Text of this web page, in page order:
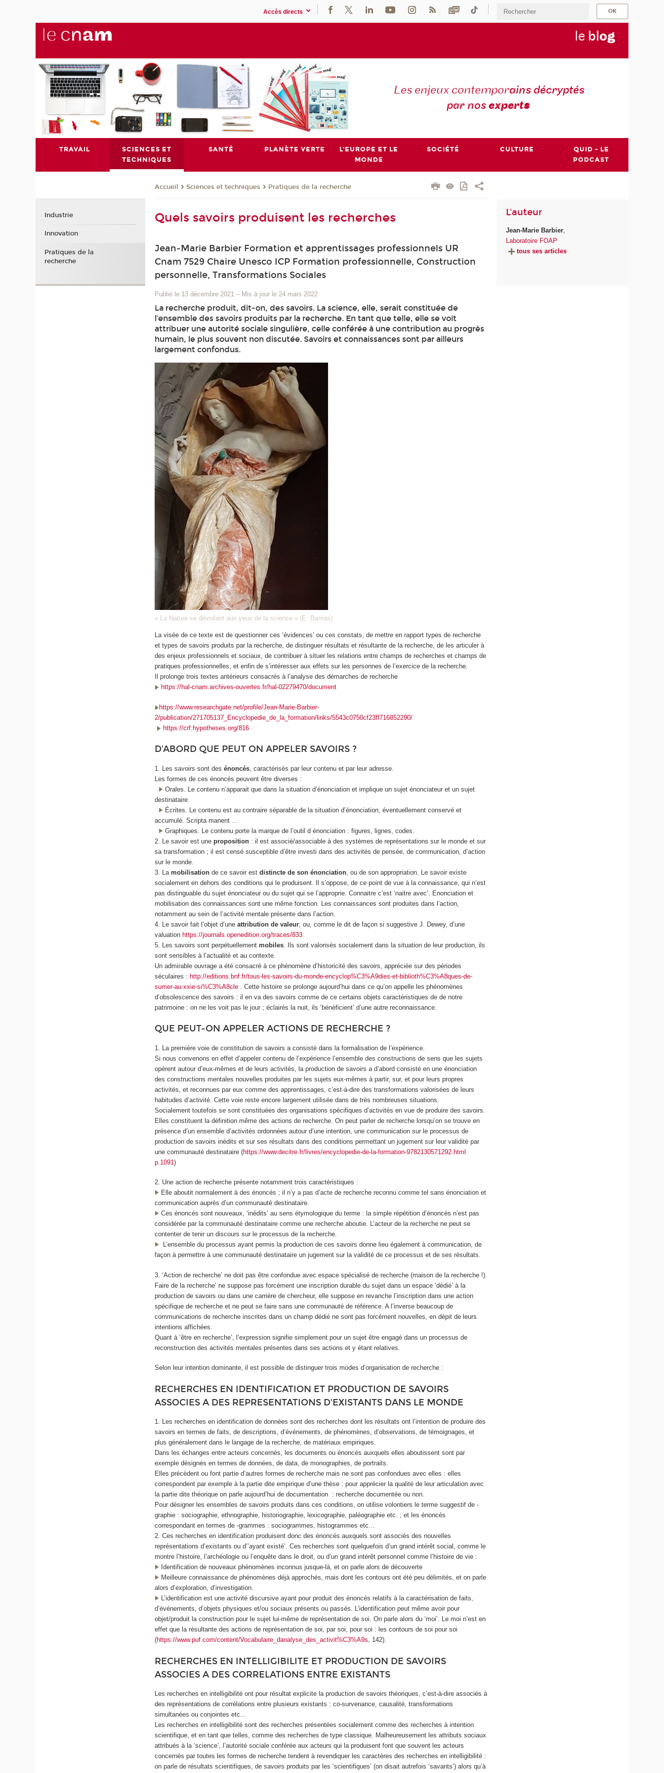
Accès directs
le blog
Les enjeux contemporains décryptés
par nosexperts
TRAVAIL
SCIENCES ET
TECHNIQUES
SANTÉ PLANÈTE VERTE
L'EUROPE ET LE
MONDE
SOCIÉTÉ CULTURE
QUID - LE
PODCAST
Accueil Sciences et techniques Pratiques de la recherche
Quels savoirs produisent les recherches
Jean-Marie Barbier Formation et apprentissages professionnels UR
Cnam 7529 Chaire Unesco ICP Formation professionnelle, Construction
personnelle, Transformations Sociales
Publié le 13 décembre 2021 – Mis à jour le 24 mars 2022
La recherche produit, dit-on, des savoirs. La science, elle, serait constituée de
l’ensemble des savoirs produits par la recherche. En tant que telle, elle se voit
attribuer une autorité sociale singulière, celle conférée à une contribution au progrès
humain, le plus souvent non discutée. Savoirs et connaissances sont par ailleurs
largement confondus.
« La Nature se dévoilant aux yeux de la science » (E. Barrias)
La visée de ce texte est de questionner ces ‘évidences’ ou ces constats, de mettre en rapport types de recherche
et types de savoirs produits par la recherche, de distinguer résultats et résultante de la recherche, de les articuler à
des enjeux professionnels et sociaux, de contribuer à situer les relations entre champs de recherches et champs de
pratiques professionnelles, et enfin de s’intéresser aux effets sur les personnes de l’exercice de la recherche.
Il prolonge trois textes antérieurs consacrés à l’analyse des démarches de recherche
https://hal-cnam.archives-ouvertes.fr/hal-02279470/document
https://www.researchgate.net/profile/Jean-Marie-Barbier-
2/publication/271705137_Encyclopedie_de_la_formation/links/5543c0750cf23ff716852290/
https://crf.hypotheses.org/816
D’ABORD QUE PEUT ON APPELER SAVOIRS ?
1. Les savoirs sont desénoncés , caractérisés par leur contenu et par leur adresse.
Les formes de ces énoncés peuvent être diverses :
Orales. Le contenu n’apparait que dans la situation d’énonciation et implique un sujet énonciateur et un sujet
destinataire.
Écrites. Le contenu est au contraire séparable de la situation d’énonciation, éventuellement conservé et
accumulé. Scripta manent …
Graphiques. Le contenu porte la marque de l’outil d énonciation : figures, lignes, codes.
2. Le savoir est une proposition : il est associé/associable à des systèmes de représentations sur le monde et sur
sa transformation ; il est censé susceptible d’être investi dans des activités de pensée, de communication, d’action
sur le monde.
3. Lamobilisation de ce savoir estdistincte de son énonciation , ou de son appropriation. Le savoir existe
socialement en dehors des conditions qui le produisent. Il s’oppose, de ce point de vue à la connaissance, qui n’est
pas distinguable du sujet énonciateur ou du sujet qui se l’approprie. Connaitre c’est ‘naitre avec’. Enonciation et
mobilisation des connaissances sont une même fonction. Les connaissances sont produites dans l’action,
notamment au sein de l’activité mentale présente dans l’action.
4. Le savoir fait l’objet d’uneattribution de valeur , ou, comme le dit de façon si suggestive J. Dewey, d’une
valuationhttps://journals.openedition.org/traces/833
5. Les savoirs sont perpétuellementmobiles . Ils sont valorisés socialement dans la situation de leur production, ils
sont sensibles à l’actualité et au contexte.
Un admirable ouvrage a été consacré à ce phénomène d’historicité des savoirs, appréciée sur des périodes
séculaires :http://editions.bnf.fr/tous-les-savoirs-du-monde-encyclop%C3%A9dies-et-biblioth%C3%A8ques-de-
sumer-au-xxie-si%C3%A8cle . Cette histoire se prolonge aujourd’hui dans ce qu’on appelle les phénomènes
d’obsolescence des savoirs : il en va des savoirs comme de ce certains objets caractéristiques de de notre
patrimoine : on ne les voit pas le jour ; éclairés la nuit, ils ‘bénéficient’ d’une autre reconnaissance.
QUE PEUT-ON APPELER ACTIONS DE RECHERCHE ?
1. La première voie de constitution de savoirs a consisté dans la formalisation de l’expérience.
Si nous convenons en effet d’appeler contenu de l’expérience l’ensemble des constructions de sens que les sujets
opèrent autour d’eux-mêmes et de leurs activités, la production de savoirs a d’abord consisté en une énonciation
des constructions mentales nouvelles produites par les sujets eux-mêmes à partir, sur, et pour leurs propres
activités, et reconnues par eux comme des apprentissages, c’est-à-dire des transformations valorisées de leurs
habitudes d’activité. Cette voie reste encore largement utilisée dans de très nombreuses situations.
Socialement toutefois se sont constituées des organisations spécifiques d’activités en vue de produire des savoirs.
Elles constituent la définition même des actions de recherche. On peut parler de recherche lorsqu’on se trouve en
présence d’un ensemble d’activités ordonnées autour d’une intention, une communication sur le processus de
production de savoirs inédits et sur ses résultats dans des conditions permettant un jugement sur leur validité par
une communauté destinataire (https://www.decitre.fr/livres/encyclopedie-de-la-formation-9782130571292.html
p.1091)
2. Une action de recherche présente notamment trois caractéristiques :
Elle aboutit normalement à des énoncés ; il n’y a pas d’acte de recherche reconnu comme tel sans énonciation et
communication auprès d’un communauté destinataire.
Ces énoncés sont nouveaux, ‘inédits’ au sens étymologique du terme : la simple répétition d’énoncés n’est pas
considérée par la communauté destinataire comme une recherche aboutie. L’acteur de la recherche ne peut se
contenter de tenir un discours sur le processus de la recherche.
L’ensemble du processus ayant permis la production de ces savoirs donne lieu également à communication, de
façon à permettre à une communauté destinataire un jugement sur la validité de ce processus et de ses résultats.
3. ‘Action de recherche’ ne doit pas être confondue avec espace spécialisé de recherche (maison de la recherche !).
Faire de la recherche’ ne suppose pas forcément une inscription durable du sujet dans un espace ‘dédié’ à la
production de savoirs ou dans une carrière de chercheur, elle suppose en revanche l’inscription dans une action
spécifique de recherche et ne peut se faire sans une communauté de référence. A l’inverse beaucoup de
communications de recherche inscrites dans un champ dédié ne sont pas forcément nouvelles, en dépit de leurs
intentions affichées.
Quant à ’être en recherche’, l’expression signifie simplement pour un sujet être engagé dans un processus de
reconstruction des activités mentales présentes dans ses actions et y étant relatives.
Selon leur intention dominante, il est possible de distinguer trois modes d’organisation de recherche :
RECHERCHES EN IDENTIFICATION ET PRODUCTION DE SAVOIRS
ASSOCIES A DES REPRESENTATIONS D’EXISTANTS DANS LE MONDE
1. Les recherches en identification de données sont des recherches dont les résultats ont l’intention de produire des
savoirs en termes de faits, de descriptions, d’événements, de phénomènes, d’observations, de témoignages, et
plus généralement dans le langage de la recherche, de matériaux empiriques.
Dans les échanges entre acteurs concernés, les documents ou énoncés auxquels elles aboutissent sont par
exemple désignés en termes de données, de data, de monographies, de portraits.
Elles précèdent ou font partie d’autres formes de recherche mais ne sont pas confondues avec elles : elles
correspondent par exemple à la partie dite empirique d’une thèse : pour apprécier la qualité de leur articulation avec
la partie dite théorique on parle aujourd’hui de documentation : recherche documentée ou non.
Pour désigner les ensembles de savoirs produits dans ces conditions, on utilise volontiers le terme suggestif de -
graphie : sociographie, ethnographie, historiographie, lexicographie, paléographie etc. ; et les énoncés
correspondant en termes de -grammes : sociogrammes, histogrammes etc…
2. Ces recherches en identification produisent donc des énoncés auxquels sont associés des nouvelles
représentations d’existants ou d’’ayant existé’. Ces recherches sont quelquefois d’un grand intérêt social, comme le
montre l’histoire, l’archéologie ou l’enquête dans le droit, ou d’un grand intérêt personnel comme l’histoire de vie :
Identification de nouveaux phénomènes inconnus jusque-là, et on parle alors de découverte
Meilleure connaissance de phénomènes déjà approchés, mais dont les contours ont été peu délimités, et on parle
alors d’exploration, d’investigation.
L’identification est une activité discursive ayant pour produit des énoncés relatifs à la caractérisation de faits,
d’événements, d’objets physiques et/ou sociaux présents ou passés. L’identification peut même avoir pour
objet/produit la construction pour le sujet lui-même de représentation de soi. On parle alors du ‘moi’. Le moi n’est en
effet que la résultante des actions de représentation de soi, par soi, pour soi : les contours de soi pour soi
(https://www.puf.com/content/Vocabulaire_danalyse_des_activit%C3%A9s, 142).
RECHERCHES EN INTELLIGIBILITE ET PRODUCTION DE SAVOIRS
ASSOCIES A DES CORRELATIONS ENTRE EXISTANTS
Les recherches en intelligibilité ont pour résultat explicite la production de savoirs théoriques, c’est-à-dire associés à
des représentations de corrélations entre plusieurs existants : co-survenance, causalité, transformations
simultanées ou conjointes etc...
Les recherches en intelligibilité sont des recherches présentées socialement comme des recherches à intention
scientifique, et en tant que telles, comme des recherches de type classique. Malheureusement les attributs sociaux
attribués à la ‘science’, l’autorité sociale conférée aux acteurs qui la produisent font que souvent les acteurs
concernés par toutes les formes de recherche tendent à revendiquer les caractères des recherches en intelligibilité :
on parle de résultats scientifiques, de savoirs produits par les ‘scientifiques’ (on disait autrefois ‘savants’) alors qu’à
L'auteur
Jean-Marie Barbier,
Laboratoire FOAP
tous ses articles
Industrie
Innovation
Pratiques de la
recherche